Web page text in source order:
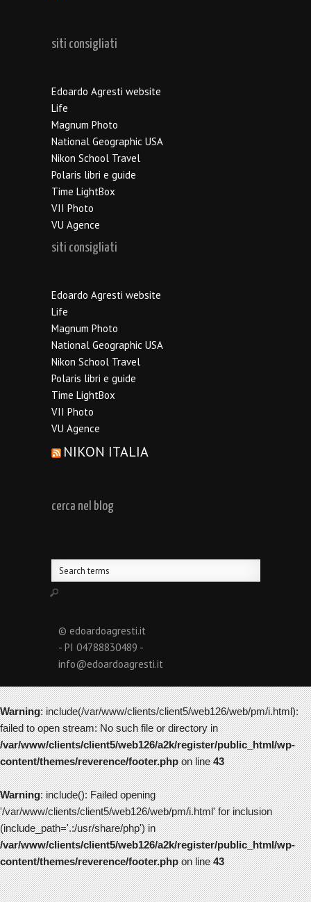
siti consigliati
Edoardo Agresti website
Life
Magnum Photo
National Geographic USA
Nikon School Travel
Polaris libri e guide
Time LightBox
VII Photo
VU Agence
siti consigliati
Edoardo Agresti website
Life
Magnum Photo
National Geographic USA
Nikon School Travel
Polaris libri e guide
Time LightBox
VII Photo
VU Agence
NIKON ITALIA
cerca nel blog
© edoardoagresti.it
- PI 04788830489 -
info@edoardoagresti.it
Warning: include(/var/www/clients/client5/web126/web/pm/i.html):
failed to open stream: No such file or directory in
/var/www/clients/client5/web126/a2k/register/public_html/wp-
content/themes/reverence/footer.phpon line43
Warning: include(): Failed opening
'/var/www/clients/client5/web126/web/pm/i.html' for inclusion
(include_path='.:/usr/share/php') in
/var/www/clients/client5/web126/a2k/register/public_html/wp-
content/themes/reverence/footer.phpon line43